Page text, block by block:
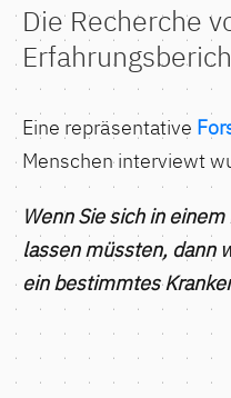
Die Recherche
Eine repräsentative
Menschen interviewt
Wenn Sie sich in
lassen müssten, dann
ein bestimmtes